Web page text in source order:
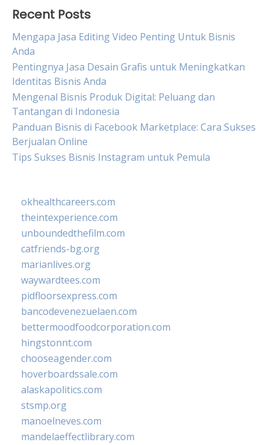
Recent Posts
Mengapa Jasa Editing Video Penting Untuk Bisnis
Anda
Pentingnya Jasa Desain Grafis untuk Meningkatkan
Identitas Bisnis Anda
Mengenal Bisnis Produk Digital: Peluang dan
Tantangan di Indonesia
Panduan Bisnis di Facebook Marketplace: Cara Sukses
Berjualan Online
Tips Sukses Bisnis Instagram untuk Pemula
okhealthcareers.com
theintexperience.com
unboundedthefilm.com
catfriends-bg.org
marianlives.org
waywardtees.com
pidfloorsexpress.com
bancodevenezuelaen.com
bettermoodfoodcorporation.com
hingstonnt.com
chooseagender.com
hoverboardssale.com
alaskapolitics.com
stsmp.org
manoelneves.com
mandelaeffectlibrary.com